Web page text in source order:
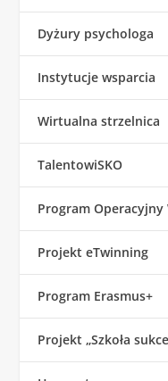
Dyżury psychologa
Instytucje wsparcia
Wirtualna strzelnica
TalentowiSKO
Program Operacyjny
Projekt eTwinning
Program Erasmus+
Projekt „Szkoła